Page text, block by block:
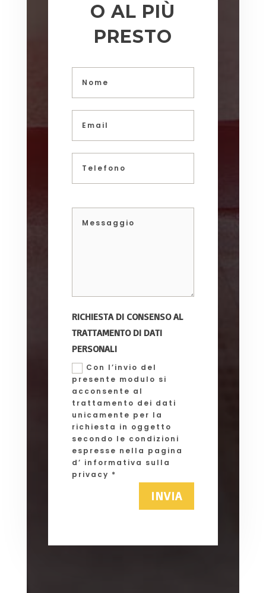
O AL PIÙ
PRESTO
RICHIESTA DI CONSENSO AL
TRATTAMENTO DI DATI
PERSONALI
Con l’invio del
presente modulo si
acconsente al
trattamento dei dati
unicamente per la
richiesta in oggetto
secondo le condizioni
espresse nella pagina
d’ informativa sulla
privacy *
INVIA